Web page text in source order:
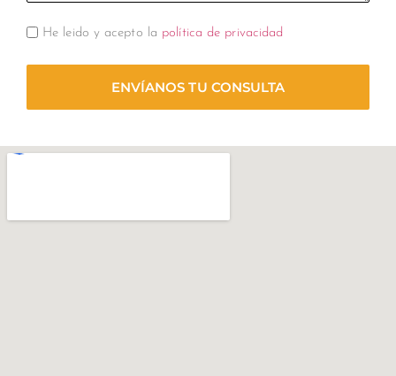
He leido y acepto la política de privacidad
ENVÍANOS TU CONSULTA